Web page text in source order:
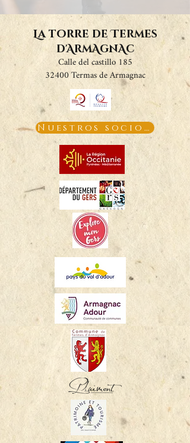
La torre de Termes
d'ArmAgnAc
Calle del castillo 185
32400 Termas de Armagnac
Nuestros socios